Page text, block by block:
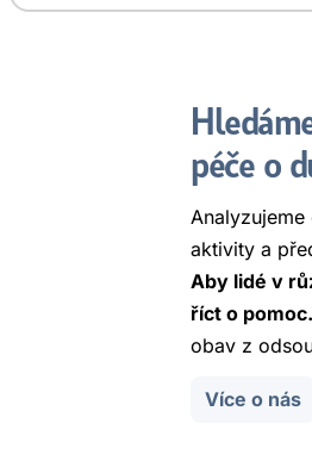
péče o
aktivity a
Aby lidé v
říct o pomoc.
obav z
Více o nás